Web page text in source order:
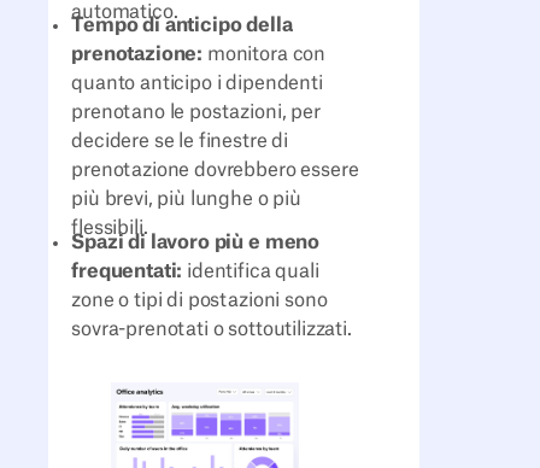
automatico.
Tempo di anticipo della
prenotazione: monitora con
quanto anticipo i dipendenti
prenotano le postazioni, per
decidere se le finestre di
prenotazione dovrebbero essere
più brevi, più lunghe o più
flessibili.
Spazi di lavoro più e meno
frequentati: identifica quali
zone o tipi di postazioni sono
sovra-prenotati o sottoutilizzati.